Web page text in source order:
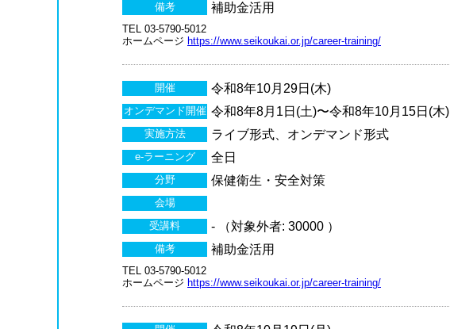
備考 補助金活用
TEL 03-5790-5012
ホームページ https://www.seikoukai.or.jp/career-training/
開催 令和8年10月29日(木)
オンデマンド開催 令和8年8月1日(土)〜令和8年10月15日(木)
実施方法 ライブ形式、オンデマンド形式
e-ラーニング 全日
分野 保健衛生・安全対策
会場
受講料 - （対象外者: 30000 ）
備考 補助金活用
TEL 03-5790-5012
ホームページ https://www.seikoukai.or.jp/career-training/